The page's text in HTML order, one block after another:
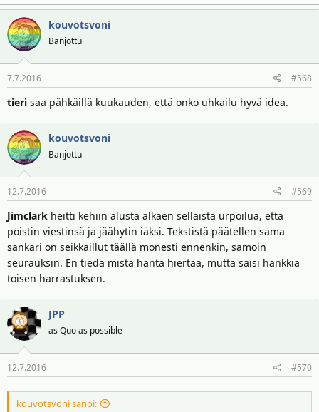
kouvotsvoni
Banjottu
7.7.2016 #568
tieri saa pähkäillä kuukauden, että onko uhkailu hyvä idea.
kouvotsvoni
Banjottu
12.7.2016 #569
Jimclark heitti kehiin alusta alkaen sellaista urpoilua, että
poistin viestinsä ja jäähytin iäksi. Tekstistä päätellen sama
sankari on seikkaillut täällä monesti ennenkin, samoin
seurauksin. En tiedä mistä häntä hiertää, mutta saisi hankkia
toisen harrastuksen.
JPP
as Quo as possible
12.7.2016 #570
kouvotsvoni sanoi: